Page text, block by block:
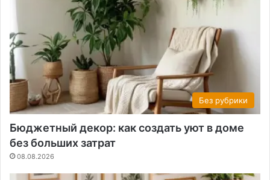
Без рубрики
Бюджетный декор: как создать уют в доме
без больших затрат
08.08.2026